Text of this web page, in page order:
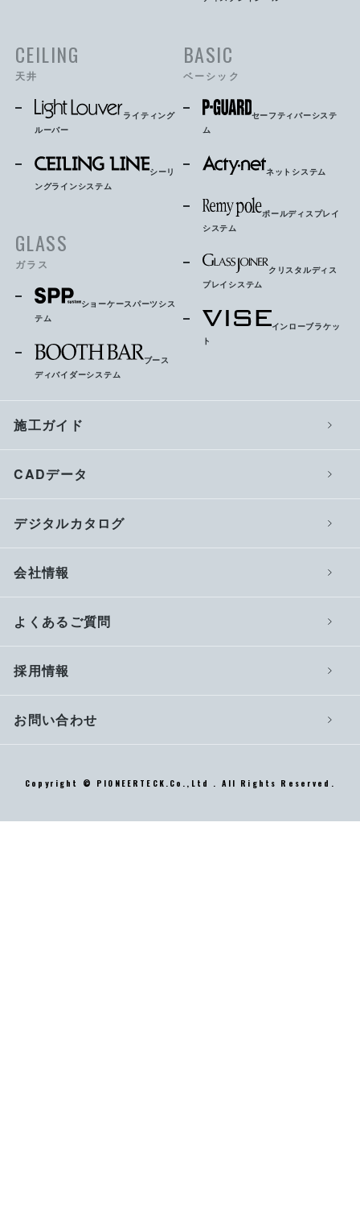
CEILING
天井
ライティング
ルーバー
シーリ
ングラインシステム
GLASS
ガラス
ショーケースパーツシス
テム
ブース
ディバイダーシステム
BASIC
ベーシック
セーフティバーシステ
ム
ネットシステム
ポールディスプレイ
システム
クリスタルディス
プレイシステム
インローブラケッ
ト
施工ガイド
CADデータ
デジタルカタログ
会社情報
よくあるご質問
採用情報
お問い合わせ
Copyright © PIONEERTECK.Co.,Ltd . All Rights Reserved.